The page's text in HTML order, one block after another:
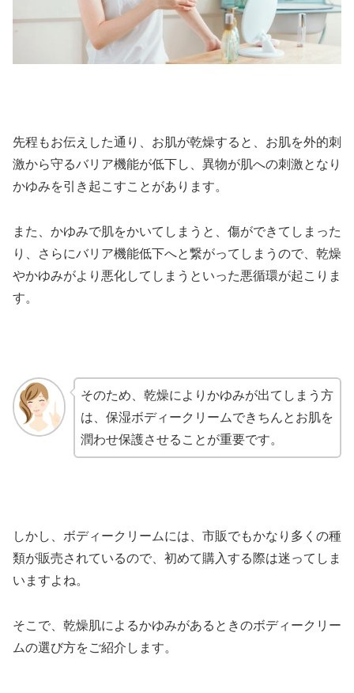
先程もお伝えした通り、お肌が乾燥すると、お肌を外的刺
激から守るバリア機能が低下し、異物が肌への刺激となり
かゆみを引き起こすことがあります。
また、かゆみで肌をかいてしまうと、傷ができてしまった
り、さらにバリア機能低下へと繋がってしまうので、乾燥
やかゆみがより悪化してしまうといった悪循環が起こりま
す。
そのため、乾燥によりかゆみが出てしまう方
は、保湿ボディークリームできちんとお肌を
潤わせ保護させることが重要です。
しかし、ボディークリームには、市販でもかなり多くの種
類が販売されているので、初めて購入する際は迷ってしま
いますよね。
そこで、乾燥肌によるかゆみがあるときのボディークリー
ムの選び方をご紹介します。